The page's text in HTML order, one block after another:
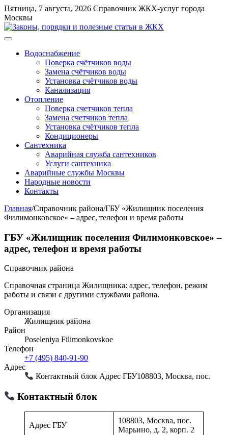
Перейти
к
содержимому
Пятница, 7 августа, 2026 Справочник ЖКХ-услуг города
Москвы
Меню
Водоснабжение
Поверка счётчиков воды
Замена счётчиков воды
Установка счётчиков воды
Канализация
Отопление
Поверка счетчиков тепла
Замена счетчиков тепла
Установка счётчиков тепла
Кондиционеры
Сантехника
Аварийная служба сантехников
Услуги сантехника
Аварийные службы Москвы
Народные новости
Контакты
Главная/Справочник района/ГБУ «Жилищник поселения
Филимонковское» – адрес, телефон и время работы
ГБУ «Жилищник поселения Филимонковское» –
адрес, телефон и время работы
Справочник района
Справочная страница Жилищника: адрес, телефон, режим
работы и связи с другими службами района.
Организация
Жилищник района
Район
Poseleniya Filimonkovskoe
Телефон
+7 (495) 840-91-90
Адрес
Контактный блок Адрес ГБУ108803, Москва, пос.
Контактный блок
Адрес ГБУ
108803, Москва, пос.
Марьино, д. 2, корп. 2